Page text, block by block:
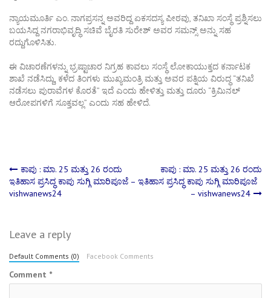
ನ್ಯಾಯಮೂರ್ತಿ ಎಂ. ನಾಗಪ್ರಸನ್ನ ಅವರಿದ್ದ ಏಕಸದಸ್ಯ ಪೀಠವು, ತನಿಖಾ ಸಂಸ್ಥೆ ಪ್ರಶ್ನಿಸಲು
ಬಯಸಿದ್ದ ನಗರಾಭಿವೃದ್ಧಿ ಸಚಿವೆ ಬೈರತಿ ಸುರೇಶ್ ಅವರ ಸಮನ್ಸ್ ಅನ್ನು ಸಹ
ರದ್ದುಗೊಳಿಸಿತು.
ಈ ವಿಚಾರಣೆಗಳನ್ನು ಭ್ರಷ್ಟಾಚಾರ ನಿಗ್ರಹ ಕಾವಲು ಸಂಸ್ಥೆ ಲೋಕಾಯುಕ್ತದ ಕರ್ನಾಟಕ
ಶಾಖೆ ನಡೆಸಿದ್ದು, ಕಳೆದ ತಿಂಗಳು ಮುಖ್ಯಮಂತ್ರಿ ಮತ್ತು ಅವರ ಪತ್ನಿಯ ವಿರುದ್ಧ “ತನಿಖೆ
ನಡೆಸಲು ಪುರಾವೆಗಳ ಕೊರತೆ” ಇದೆ ಎಂದು ಹೇಳಿತ್ತು ಮತ್ತು ದೂರು “ಕ್ರಿಮಿನಲ್
ಆರೋಪಗಳಿಗೆ ಸೂಕ್ತವಲ್ಲ” ಎಂದು ಸಹ ಹೇಳಿದೆ.
Post
navigation
ಕಾಪು : ಮಾ. 25 ಮತ್ತು 26 ರಂದು
ಇತಿಹಾಸ ಪ್ರಸಿದ್ಧ ಕಾಪು ಸುಗ್ಗಿ ಮಾರಿಪೂಜೆ –
vishwanews24
ಕಾಪು : ಮಾ. 25 ಮತ್ತು 26 ರಂದು
ಇತಿಹಾಸ ಪ್ರಸಿದ್ಧ ಕಾಪು ಸುಗ್ಗಿ ಮಾರಿಪೂಜೆ
– vishwanews24
Leave a reply
Default Comments (0) Facebook Comments
Comment *